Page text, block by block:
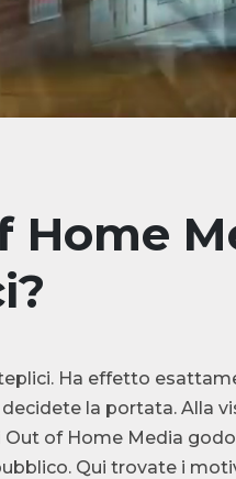
Home
Ha effetto
la portata. Alla
Out of Home Media
Qui trovate i